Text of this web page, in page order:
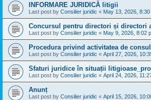
INFORMARE JURIDICĂ litigii
Last post by Consilier juridic « May 13, 2026, 8:30
Concursul pentru directori și directori
Last post by Consilier juridic « May 9, 2026, 8:02
Procedura privind activitatea de
Last post by Consilier juridic « April 27, 2026,
Sfaturi juridice în situații
Last post by Consilier juridic « April 24, 2026,
Anunț
Last post by Consilier juridic « April 15, 2026,